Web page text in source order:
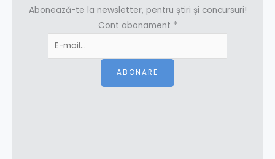
Abonează-te la newsletter, pentru știri și concursuri!
Cont abonament *
ABONARE